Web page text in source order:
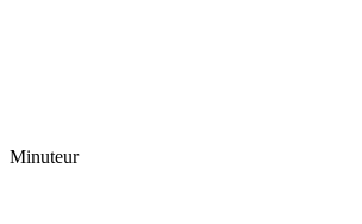
Minuteur